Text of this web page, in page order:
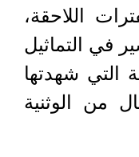
اللاحقة،
في التماثيل
التي شهدتها
من الوثنية